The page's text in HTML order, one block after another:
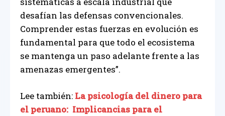
desafían las defensas convencionales.
Comprender estas fuerzas en evolución es
fundamental para que todo el ecosistema
se mantenga un paso adelante frente a las
amenazas emergentes”.
Lee también: La psicología del dinero para
el peruano: Implicancias para el